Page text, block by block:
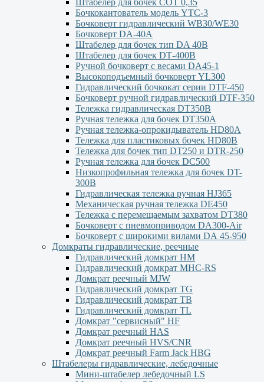
Штабелер для бочек СОТ 0,35
Бочкокантователь модель YTC-3
Бочковерт гидравлический WB30/WE30
Бочковерт DA-40A
Штабелер для бочек тип DA 40В
Штабелер для бочек DТ-400В
Ручной бочковерт с весами DА45-1
Высокоподъемный бочковерт YL300
Гидравлический бочкокат серии DTF-450
Бочковерт ручной гидравлический DTF-350
Тележка гидравлическая DT350B
Ручная тележка для бочек DT350A
Ручная тележка-опрокидыватель HD80A
Тележка для пластиковых бочек HD80B
Тележка для бочек тип DT250 и DTR-250
Ручная тележка для бочек DC500
Низкопрофильная тележка для бочек DT-
300В
Гидравлическая тележка ручная HJ365
Механическая ручная тележка DE450
Тележка с перемещаемым захватом DT380
Бочковерт с пневмоприводом DA300-Air
Бочковерт с широкими вилами DА 45-950
Домкраты гидравлические, реечные
Гидравлический домкрат НМ
Гидравлический домкрат MHC-RS
Домкрат реечный MJW
Гидравлический домкрат TG
Гидравлический домкрат ТВ
Гидравлический домкрат TL
Домкрат "сервисный" НF
Домкрат реечный HAS
Домкрат реечный HVS/CNR
Домкрат реечный Farm Jack HBG
Штабелеры гидравлические, лебедочные
Мини-штабелер лебедочный LS